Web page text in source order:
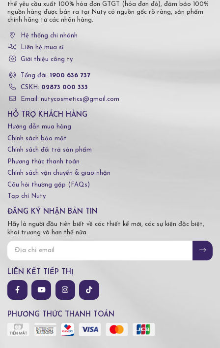
thể yêu cầu xuất 100% hóa đơn GTGT (hóa đơn đỏ), đảm bảo 100%
nguồn hàng được bán ra tại Nuty có nguồn gốc rõ ràng, sản phẩm
chính hãng từ các nhãn hàng.
Hệ thống chi nhánh
Liên hệ mua sỉ
Giới thiệu công ty
Tổng đài: 1900 636 737
CSKH: 02873 000 333
Email: nutycosmetics@gmail.com
HỖ TRỢ KHÁCH HÀNG
Hướng dẫn mua hàng
Chính sách bảo mật
Chính sách đổi trả sản phẩm
Phương thức thanh toán
Chính sách vận chuyển & giao nhận
Câu hỏi thường gặp (FAQs)
Tạp chí Nuty
ĐĂNG KÝ NHẬN BẢN TIN
Hãy là người đầu tiên biết về các thiết kế mới, các sự kiện đặc biệt,
khai trương và hơn thế nữa.
LIÊN KẾT TIẾP THỊ
PHƯƠNG THỨC THANH TOÁN